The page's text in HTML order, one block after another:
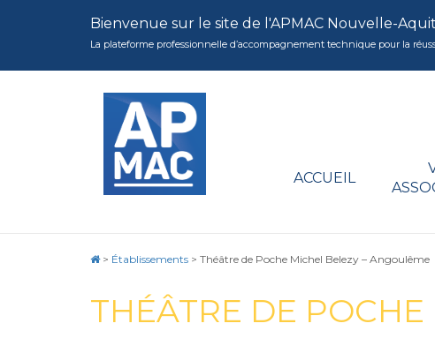
Bienvenue sur le site de l'APMAC Nouvelle-
La plateforme professionnelle d’accompagnement technique pour la
ACCUEIL
> Établissements > Théâtre de Poche Michel Belezy – Angoulême
THÉÂTRE DE